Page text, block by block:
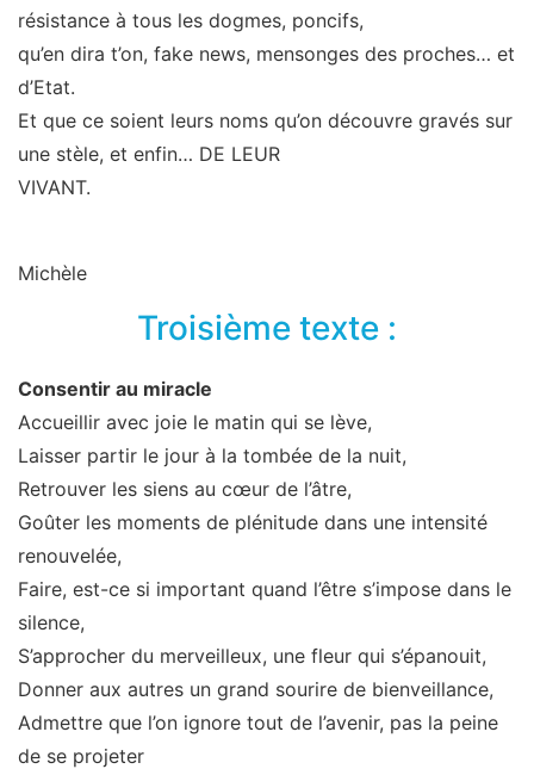
résistance à tous les dogmes, poncifs,
qu’en dira t’on, fake news, mensonges des proches… et
d’Etat.
Et que ce soient leurs noms qu’on découvre gravés sur
une stèle, et enfin… DE LEUR
VIVANT.
Michèle
Troisième texte :
Consentir au miracle
Accueillir avec joie le matin qui se lève,
Laisser partir le jour à la tombée de la nuit,
Retrouver les siens au cœur de l’âtre,
Goûter les moments de plénitude dans une intensité
renouvelée,
Faire, est-ce si important quand l’être s’impose dans le
silence,
S’approcher du merveilleux, une fleur qui s’épanouit,
Donner aux autres un grand sourire de bienveillance,
Admettre que l’on ignore tout de l’avenir, pas la peine
de se projeter